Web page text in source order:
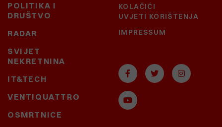
POLITIKA I
DRUŠTVO
RADAR
SVIJET
NEKRETNINA
IT&TECH
VENTIQUATTRO
OSMRTNICE
KOLAČIĆI
UVJETI KORIŠTENJA
IMPRESSUM